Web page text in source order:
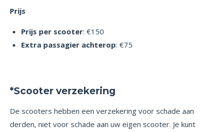
Prijs
Prijs per scooter: €150
Extra passagier achterop: €75
*Scooter verzekering
De scooters hebben een verzekering voor schade aan
derden, niet voor schade aan uw eigen scooter. Je kunt